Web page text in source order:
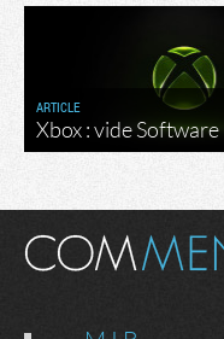
ARTICLE
Xbox : vide Software